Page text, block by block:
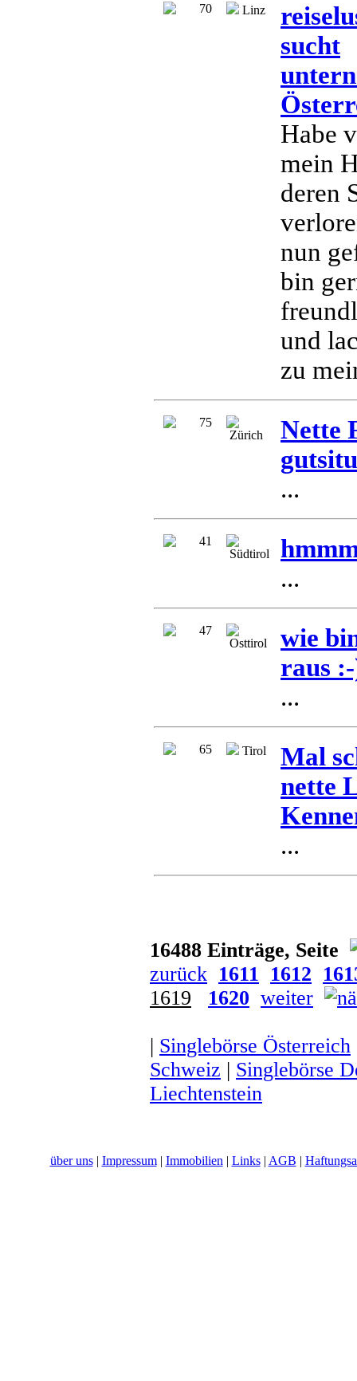
70 Linz
sucht
Habe
mein
deren
nun
bin
und
zu
75
Zürich
Nette
...
41
Südtirol
...
47
Osttirol
wie
raus
...
65 Tirol
Mal
nette
...
16488 Einträge, Seite
zurück 1611 1612
1619
1620 weiter
| Singlebörse Österreich
Schweiz | Singlebörse
Liechtenstein
über uns| Impressum| Immobilien | Links| AGB |